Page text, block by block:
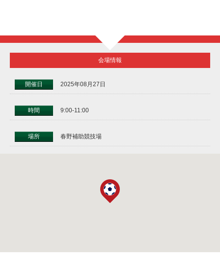
会場情報
開催日 2025年08月27日
時間 9:00-11:00
場所 春野補助競技場